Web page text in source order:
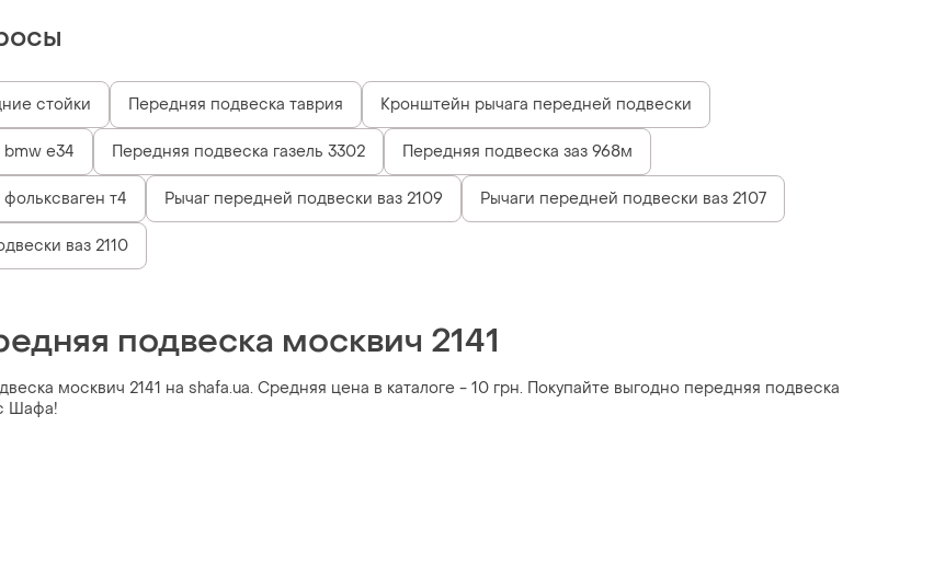
стойки Передняя подвеска таврия Кронштейн рычага передней подвески
e34 Передняя подвеска газель 3302 Передняя подвеска заз 968м
т4 Рычаг передней подвески ваз 2109 Рычаги передней подвески ваз 2107
ваз 2110
подвеска москвич 2141
москвич 2141 на shafa.ua. Средняя цена в каталоге - 10 грн. Покупайте выгодно передняя подвеска
Шафа!